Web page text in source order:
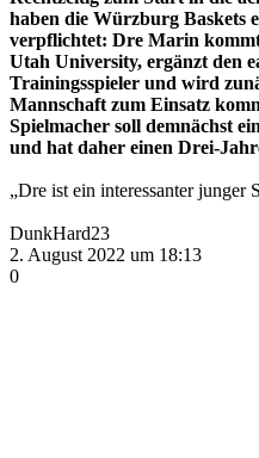
haben die Würzburg Baskets
verpflichtet: Dre Marin
Utah University, ergänzt den
Trainingsspieler und wird
Mannschaft zum Einsatz
Spielmacher soll demnächst
und hat daher einen Drei-
„Dre ist ein interessanter junger
DunkHard23
2. August 2022 um 18:13
0